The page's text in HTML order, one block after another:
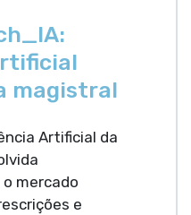
magistral
Artificial da
mercado
e